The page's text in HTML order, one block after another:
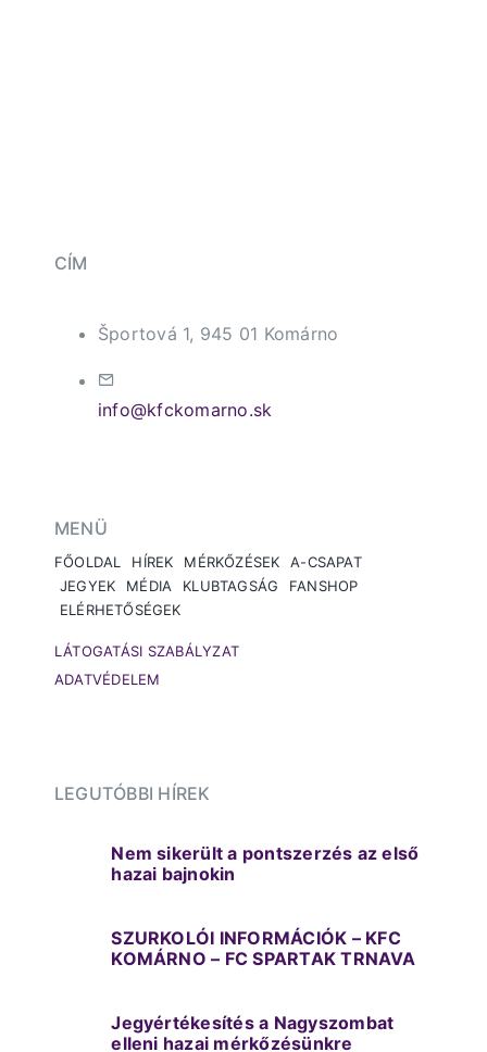
CÍM
Športová 1, 945 01 Komárno
info@kfckomarno.sk
LEGUTÓBBI HÍREK
Nem sikerült a pontszerzés az első
hazai bajnokin
SZURKOLÓI INFORMÁCIÓK – KFC
KOMÁRNO – FC SPARTAK TRNAVA
Jegyértékesítés a Nagyszombat
elleni hazai mérkőzésünkre
MENÜ
FŐOLDAL HÍREK MÉRKŐZÉSEK
A-CSAPAT
JEGYEK
MÉDIA KLUBTAGSÁG
FANSHOP
ELÉRHETŐSÉGEK
LÁTOGATÁSI SZABÁLYZAT
ADATVÉDELEM